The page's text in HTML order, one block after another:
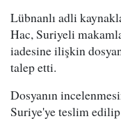
Lübnanlı adli
Hac, Suriyeli
iadesine ilişkin
talep etti.
Dosyanın
Suriye'ye teslim